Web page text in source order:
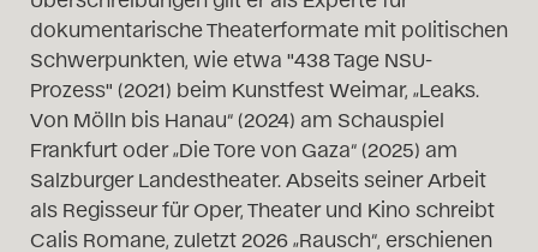
dokumentarische Theaterformate mit politischen
Schwerpunkten, wie etwa "438 Tage NSU-
Prozess" (2021) beim Kunstfest Weimar, „Leaks.
Von Mölln bis Hanau“ (2024) am Schauspiel
Frankfurt oder „Die Tore von Gaza“ (2025) am
Salzburger Landestheater. Abseits seiner Arbeit
als Regisseur für Oper, Theater und Kino schreibt
Calis Romane, zuletzt 2026 „Rausch“, erschienen